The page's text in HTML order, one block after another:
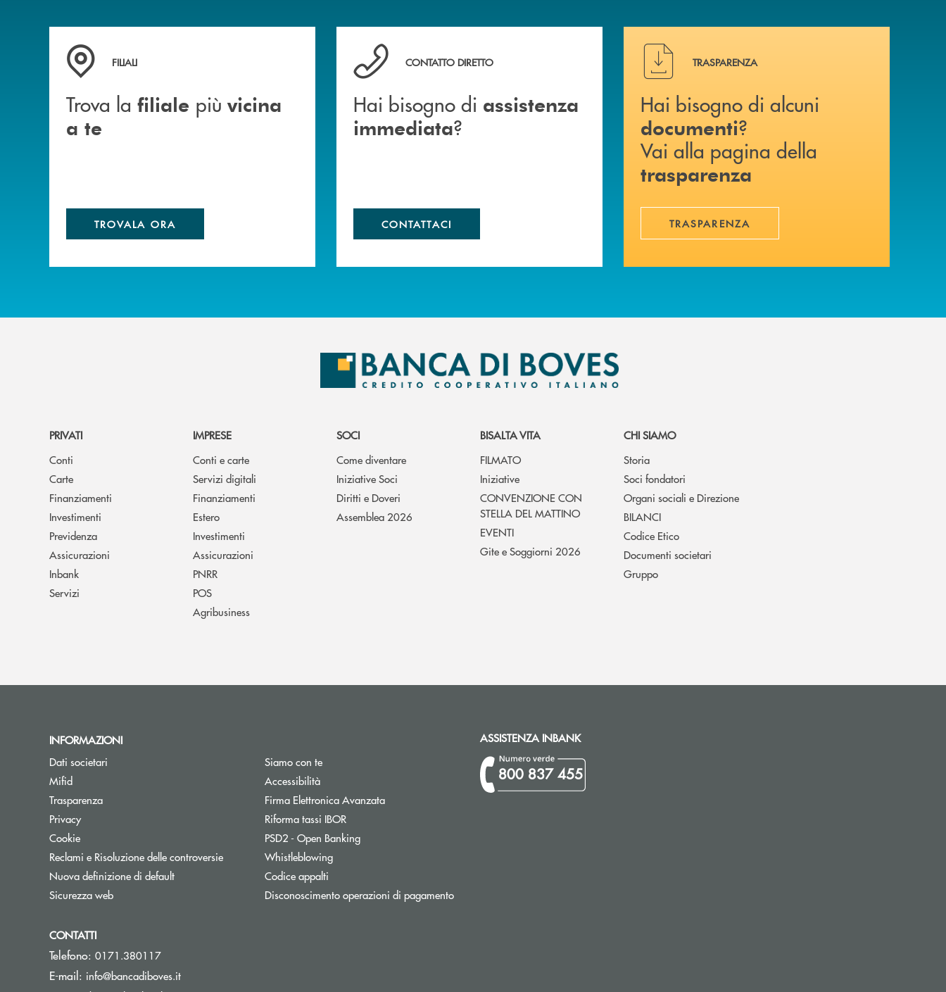
Trova la filiale&nbsp; più vicina a te
FILIALI
Trova la filiale più vicina
a te
TROVALA ORA
Hai bisogno di assistenza immediata ?
CONTATTO DIRETTO
Hai bisogno di assistenza
immediata?
CONTATTACI
Hai bisogno di alcuni documenti ? Vai alla pagina della
TRASPARENZA
Hai bisogno di alcuni
documenti?
Vai alla pagina della
trasparenza
TRASPARENZA
PRIVATI
Conti
Carte
Finanziamenti
Investimenti
Previdenza
Assicurazioni
Inbank
Servizi
IMPRESE
Conti e carte
Servizi digitali
Finanziamenti
Estero
Investimenti
Assicurazioni
PNRR
POS
Agribusiness
SOCI
Come diventare
Iniziative Soci
Diritti e Doveri
Assemblea 2026
BISALTA VITA
FILMATO
Iniziative
CONVENZIONE CON
STELLA DEL MATTINO
EVENTI
Gite e Soggiorni 2026
CHI SIAMO
Storia
Soci fondatori
Organi sociali e Direzione
BILANCI
Codice Etico
Documenti societari
Gruppo
INFORMAZIONI
Dati societari
MifidApre una nuova finestra
Trasparenza
Privacy
Cookie
Reclami e Risoluzione delle controversie
Nuova definizione di default
Sicurezza web
Siamo con te
Accessibilità
Firma Elettronica AvanzataApre una nuova finestra
Riforma tassi IBORApre una nuova finestra
PSD2 - Open BankingApre una nuova finestra
Whistleblowing
Codice appalti
Disconoscimento operazioni di pagamentoApre una nuova finestra
ASSISTENZA INBANK
800 837 455
CONTATTI
Telefono: 0171.380117
E-mail: info@bancadiboves.it(si apre l’app di posta elettronica)